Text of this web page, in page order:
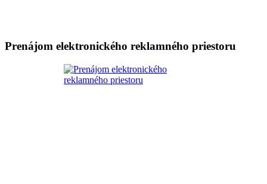
Prenájom elektronického reklamného priestoru